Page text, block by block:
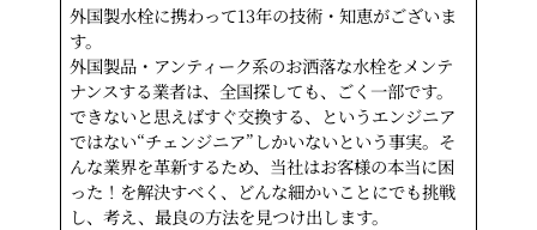
外国製水栓に携わって13年の技術・知恵がございま
す。
外国製品・アンティーク系のお洒落な水栓をメンテ
ナンスする業者は、全国探しても、ごく一部です。
できないと思えばすぐ交換する、というエンジニア
ではない“チェンジニア”しかいないという事実。そ
んな業界を革新するため、当社はお客様の本当に困
った！を解決すべく、どんな細かいことにでも挑戦
し、考え、最良の方法を見つけ出します。